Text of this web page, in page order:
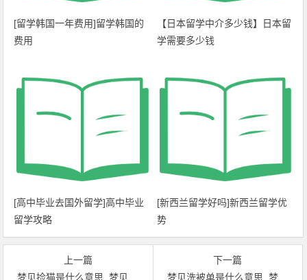
[留学韩国一年费用]留学韩国的
费用
【日本留学中介多少钱】日本留
学需要多少钱
[高中毕业去国外留学]高中毕业
留学攻略
[新西兰留学好吗]新西兰留学优
势
上一篇
梦见捡猫是什么意思_梦见捡猫
下一篇
梦见洗被单是什么意思_梦见被单